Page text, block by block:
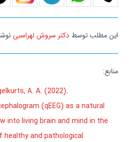
این مطلب توسط دکتر سروش لهراسبی
منابع:
A. A. (2022).
(qEEG) as a natural
into living brain and mind in the
and pathological